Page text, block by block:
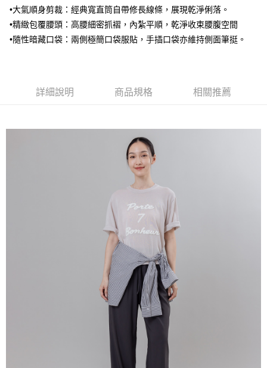
•大氣順身剪裁：經典寬直筒自帶修長線條，展現乾淨俐落。
•精緻包覆腰頭：高腰細密抓褶，內紮平順，乾淨收束腰腹空間
•隨性暗藏口袋：兩側極簡口袋服貼，手插口袋亦維持側面筆挺。
詳細說明 商品規格 相關推薦